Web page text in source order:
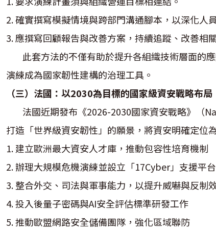
2. 確實撰寫模擬情境與跨部門溝通腳本，以深化人
3. 應撰寫回顧報告與改善方案，持續追蹤、改善相
此套方法的不僅有助於提升各組織技術層面的
演練成為國家韌性建構的治理工具。
（三）法國：以2030為目標的國家級資安戰略布局
法國近期發布《2026-2030國家資安戰略》（
打造「世界級資安韌性」的願景，將資安明確定位
1. 建立歐洲最大資安人才庫，推動包容性培育機制
2. 辦理大規模危機演練並設立「17Cyber」支援平台
3. 整合外交、司法與軍事能力，以提升威嚇與反制
4. 投入後量子密碼與AI安全評估標準研發工作
5. 推動歐盟網路安全儲備團隊，強化區域聯防